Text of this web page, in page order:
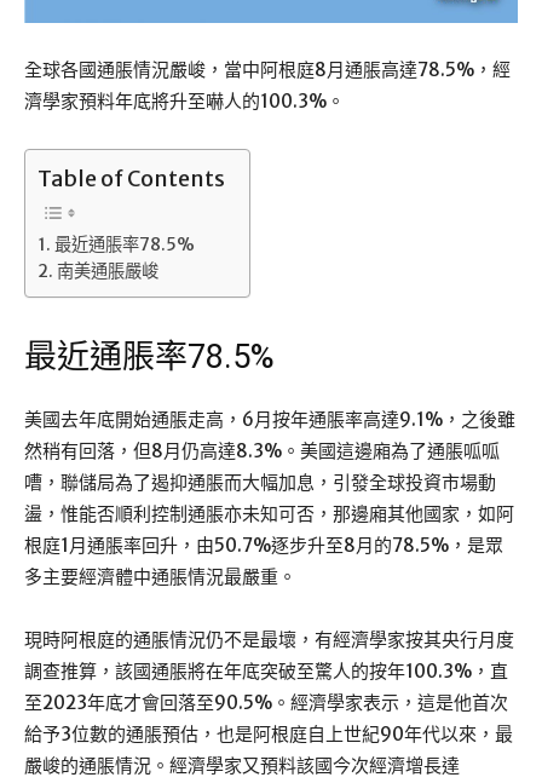
全球各國通脹情況嚴峻，當中阿根庭8月通脹高達78.5%，經
濟學家預料年底將升至嚇人的100.3%。
Table of Contents
最近通脹率78.5%
南美通脹嚴峻
最近通脹率78.5%
美國去年底開始通脹走高，6月按年通脹率高達9.1%，之後雖
然稍有回落，但8月仍高達8.3%。美國這邊廂為了通脹呱呱
嘈，聯儲局為了遏抑通脹而大幅加息，引發全球投資市場動
盪，惟能否順利控制通脹亦未知可否，那邊廂其他國家，如阿
根庭1月通脹率回升，由50.7%逐步升至8月的78.5%，是眾
多主要經濟體中通脹情況最嚴重。
現時阿根庭的通脹情況仍不是最壞，有經濟學家按其央行月度
調查推算，該國通脹將在年底突破至驚人的按年100.3%，直
至2023年底才會回落至90.5%。經濟學家表示，這是他首次
給予3位數的通脹預估，也是阿根庭自上世紀90年代以來，最
嚴峻的通脹情況。經濟學家又預料該國今次經濟增長達